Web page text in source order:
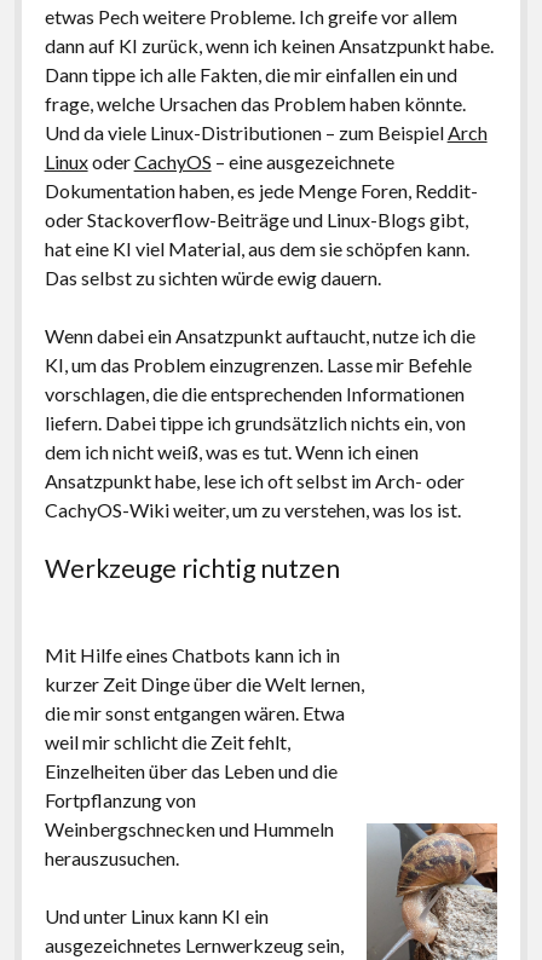
etwas Pech weitere Probleme. Ich greife vor allem
dann auf KI zurück, wenn ich keinen Ansatzpunkt habe.
Dann tippe ich alle Fakten, die mir einfallen ein und
frage, welche Ursachen das Problem haben könnte.
Und da viele Linux-Distributionen – zum Beispiel Arch
LinuxoderCachyOS – eine ausgezeichnete
Dokumentation haben, es jede Menge Foren, Reddit-
oder Stackoverflow-Beiträge und Linux-Blogs gibt,
hat eine KI viel Material, aus dem sie schöpfen kann.
Das selbst zu sichten würde ewig dauern.
Wenn dabei ein Ansatzpunkt auftaucht, nutze ich die
KI, um das Problem einzugrenzen. Lasse mir Befehle
vorschlagen, die die entsprechenden Informationen
liefern. Dabei tippe ich grundsätzlich nichts ein, von
dem ich nicht weiß, was es tut. Wenn ich einen
Ansatzpunkt habe, lese ich oft selbst im Arch- oder
CachyOS-Wiki weiter, um zu verstehen, was los ist.
Werkzeuge richtig nutzen
Mit Hilfe eines Chatbots kann ich in
kurzer Zeit Dinge über die Welt lernen,
die mir sonst entgangen wären. Etwa
weil mir schlicht die Zeit fehlt,
Einzelheiten über das Leben und die
Fortpflanzung von
Weinbergschnecken und Hummeln
herauszusuchen.
Und unter Linux kann KI ein
ausgezeichnetes Lernwerkzeug sein,